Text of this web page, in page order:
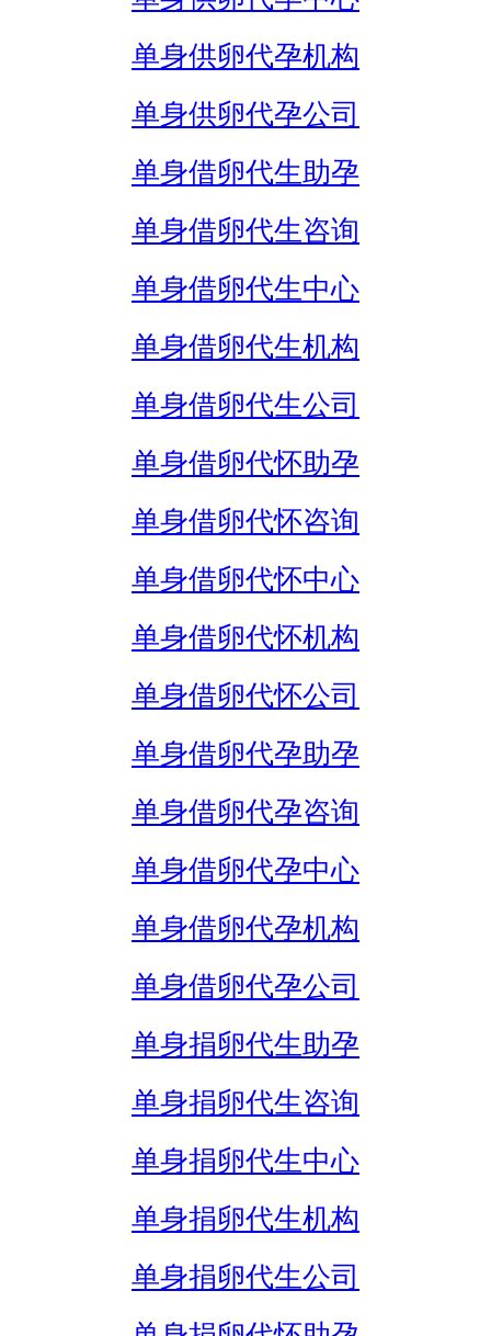
单身供卵代孕机构
单身供卵代孕公司
单身借卵代生助孕
单身借卵代生咨询
单身借卵代生中心
单身借卵代生机构
单身借卵代生公司
单身借卵代怀助孕
单身借卵代怀咨询
单身借卵代怀中心
单身借卵代怀机构
单身借卵代怀公司
单身借卵代孕助孕
单身借卵代孕咨询
单身借卵代孕中心
单身借卵代孕机构
单身借卵代孕公司
单身捐卵代生助孕
单身捐卵代生咨询
单身捐卵代生中心
单身捐卵代生机构
单身捐卵代生公司